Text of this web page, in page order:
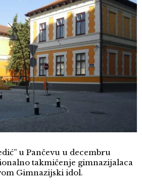
u Pančevu u decembru
takmičenje gimnazijalaca
Gimnazijski idol.